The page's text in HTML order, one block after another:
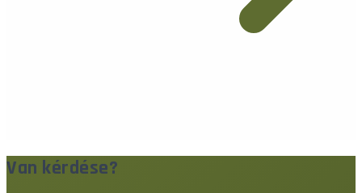
Van kérdése?